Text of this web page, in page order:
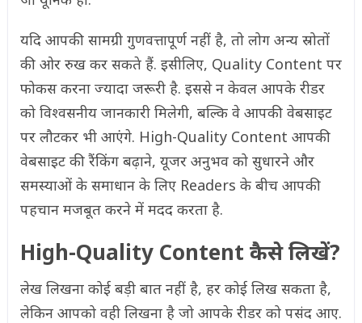
यदि आपकी सामग्री गुणवत्तापूर्ण नहीं है, तो लोग अन्य स्रोतों
की ओर रुख कर सकते हैं. इसीलिए, Quality Content पर
फोकस करना ज्यादा जरूरी है. इससे न केवल आपके रीडर
को विश्वसनीय जानकारी मिलेगी, बल्कि वे आपकी वेबसाइट
पर लौटकर भी आएंगे. High-Quality Content आपकी
वेबसाइट की रैंकिंग बढ़ाने, यूजर अनुभव को सुधारने और
समस्याओं के समाधान के लिए Readers के बीच आपकी
पहचान मजबूत करने में मदद करता है.
High-Quality Content कैसे लिखें?
लेख लिखना कोई बड़ी बात नहीं है, हर कोई लिख सकता है,
लेकिन आपको वही लिखना है जो आपके रीडर को पसंद आए.